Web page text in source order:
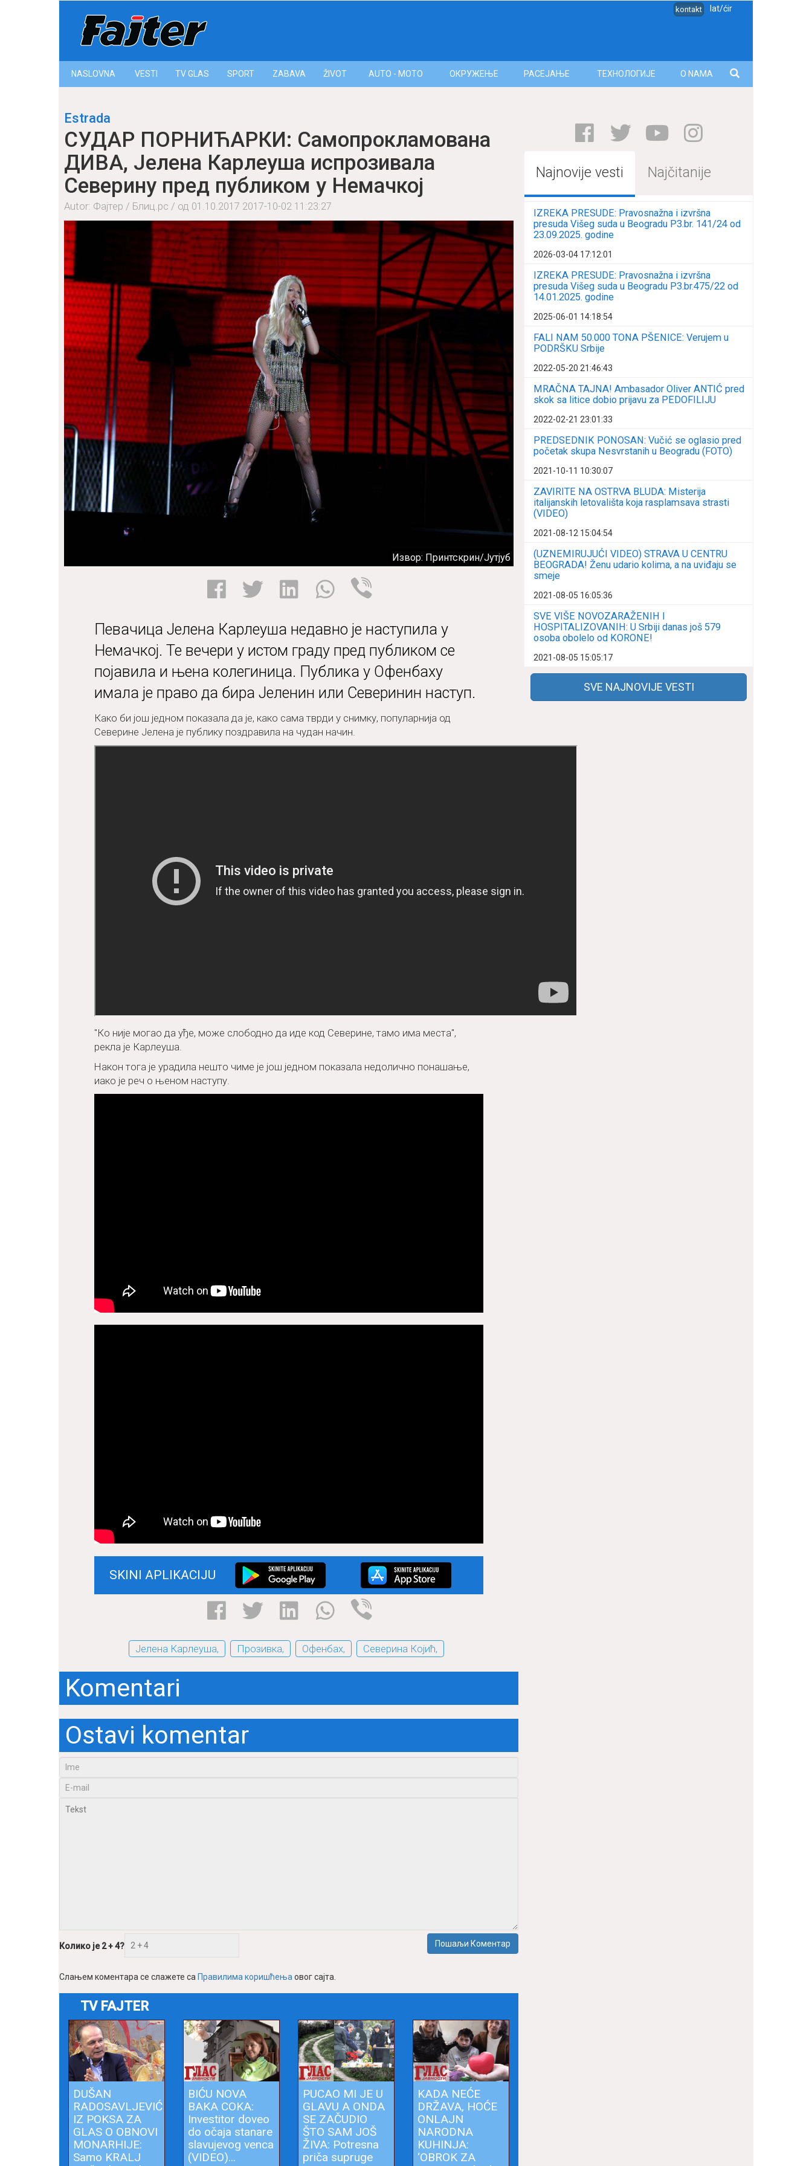
kontakt lat/ćir
NASLOVNA VESTI ТV GLAS SPORT ZABAVA ŽIVOT AUTO - MOTO ОКРУЖЕЊЕ РАСЕЈАЊЕ ТЕХНОЛОГИЈЕ O NAMA
Estrada
СУДАР ПОРНИЋАРКИ: Самопрокламована
ДИВА, Јелена Карлеуша испрозивала
Северину пред публиком у Немачкој
Autor: Фајтер / Блиц.рс / од 01.10.2017 2017-10-02 11:23:27
Извор: Принтскрин/Јутјуб
Певачица Јелена Карлеуша недавно је наступила у
Немачкој. Те вечери у истом граду пред публиком се
појавила и њена колегиница. Публика у Офенбаху
имала је право да бира Јеленин или Северинин наступ.
Како би још једном показала да је, како сама тврди у снимку, популарнија од
Северине Јелена је публику поздравила на чудан начин.
"Ко није могао да уђе, може слободно да иде код Северине, тамо има места",
рекла је Карлеуша.
Након тога је урадила нешто чиме је још једном показала недолично понашање,
иако је реч о њеном наступу.
SKINI APLIKACIJU
Јелена Карлеуша, Прозивка, Офенбах, Северина Којић,
Komentari
Ostavi komentar
Колико је 2 + 4? Пошаљи Коментар
Слањем коментара се слажете са Правилима коришћења овог сајта.
TV FAJTER
DUŠAN
RADOSAVLJEVIĆ
IZ POKSA ZA
GLAS O OBNOVI
MONARHIJE:
Samo KRALJ
BIĆU NOVA
BAKA COKA:
Investitor doveo
do očaja stanare
slavujevog venca
(VIDEO)...
PUCAO MI JE U
GLAVU A ONDA
SE ZAČUDIO
ŠTO SAM JOŠ
ŽIVA: Potresna
priča supruge
KADA NEĆE
DRŽAVA, HOĆE
ONLAJN
NARODNA
KUHINJA:
‘OBROK ZA
Najnovije vesti Najčitanije
IZREKA PRESUDE: Pravosnažna i izvršna
presuda Višeg suda u Beogradu P3.br. 141/24 od
23.09.2025. godine
2026-03-04 17:12:01
IZREKA PRESUDE: Pravosnažna i izvršna
presuda Višeg suda u Beogradu P3.br.475/22 od
14.01.2025. godine
2025-06-01 14:18:54
FALI NAM 50.000 TONA PŠENICE: Verujem u
PODRŠKU Srbije
2022-05-20 21:46:43
MRAČNA TAJNA! Ambasador Oliver ANTIĆ pred
skok sa litice dobio prijavu za PEDOFILIJU
2022-02-21 23:01:33
PREDSEDNIK PONOSAN: Vučić se oglasio pred
početak skupa Nesvrstanih u Beogradu (FOTO)
2021-10-11 10:30:07
ZAVIRITE NA OSTRVA BLUDA: Misterija
italijanskih letovališta koja rasplamsava strasti
(VIDEO)
2021-08-12 15:04:54
(UZNEMIRUJUĆI VIDEO) STRAVA U CENTRU
BEOGRADA! Ženu udario kolima, a na uviđaju se
smeje
2021-08-05 16:05:36
SVE VIŠE NOVOZARAŽENIH I
HOSPITALIZOVANIH: U Srbiji danas još 579
osoba obolelo od KORONE!
2021-08-05 15:05:17
SVE NAJNOVIJE VESTI